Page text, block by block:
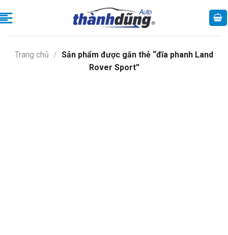
to
Trang chủ / Sản phẩm được gắn thẻ “đĩa phanh Land
Rover Sport”